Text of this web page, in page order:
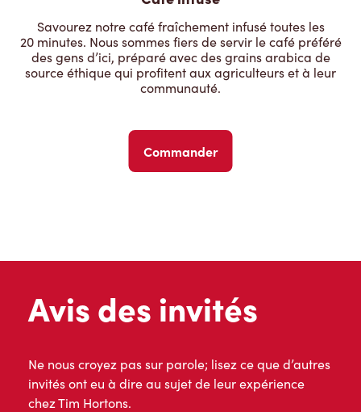
Savourez notre café fraîchement infusé toutes les
20 minutes. Nous sommes fiers de servir le café préféré
des gens d’ici, préparé avec des grains arabica de
source éthique qui profitent aux agriculteurs et à leur
communauté.
Commander
Avis des invités
Ne nous croyez pas sur parole; lisez ce que d’autres
invités ont eu à dire au sujet de leur expérience
chez Tim Hortons.